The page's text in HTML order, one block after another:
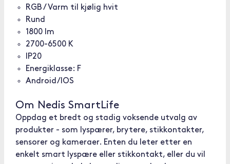
RGB / Varm til kjølig hvit
Rund
1800 lm
2700-6500 K
IP20
Energiklasse: F
Android/IOS
Om Nedis SmartLife
Oppdag et bredt og stadig voksende utvalg av
produkter - som lyspærer, brytere, stikkontakter,
sensorer og kameraer. Enten du leter etter en
enkelt smart lyspære eller stikkontakt, eller du vil